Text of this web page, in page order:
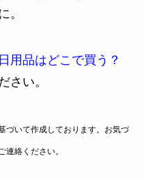
。
日用品はどこで買う？
さい。
づいて作成しております。お気づ
連絡ください。